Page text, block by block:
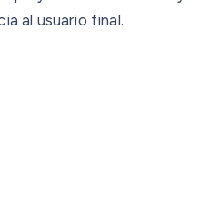
al usuario final.